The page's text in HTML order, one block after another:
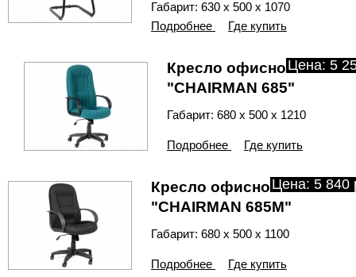
Габарит: 630 х 500 х 1070
Подробнее
Где купить
Цена: 5
Кресло офисное
"CHAIRMAN 685"
Габарит: 680 х 500 х 1210
Подробнее Где купить
Цена: 5 840
Кресло офисное
"CHAIRMAN 685М"
Габарит: 680 х 500 х 1100
Подробнее Где купить